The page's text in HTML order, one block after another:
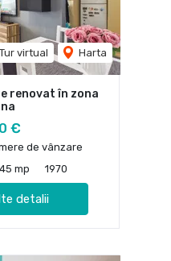
Tur virtual Harta
renovat în zona
€
de vânzare
45 mp 1970
detalii